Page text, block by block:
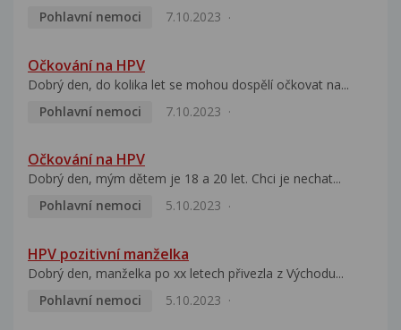
Pohlavní nemoci
7.10.2023
Očkování na HPV
Dobrý den, do kolika let se mohou dospělí očkovat na...
Pohlavní nemoci
7.10.2023
Očkování na HPV
Dobrý den, mým dětem je 18 a 20 let. Chci je nechat...
Pohlavní nemoci
5.10.2023
HPV pozitivní manželka
Dobrý den, manželka po xx letech přivezla z Východu...
Pohlavní nemoci
5.10.2023